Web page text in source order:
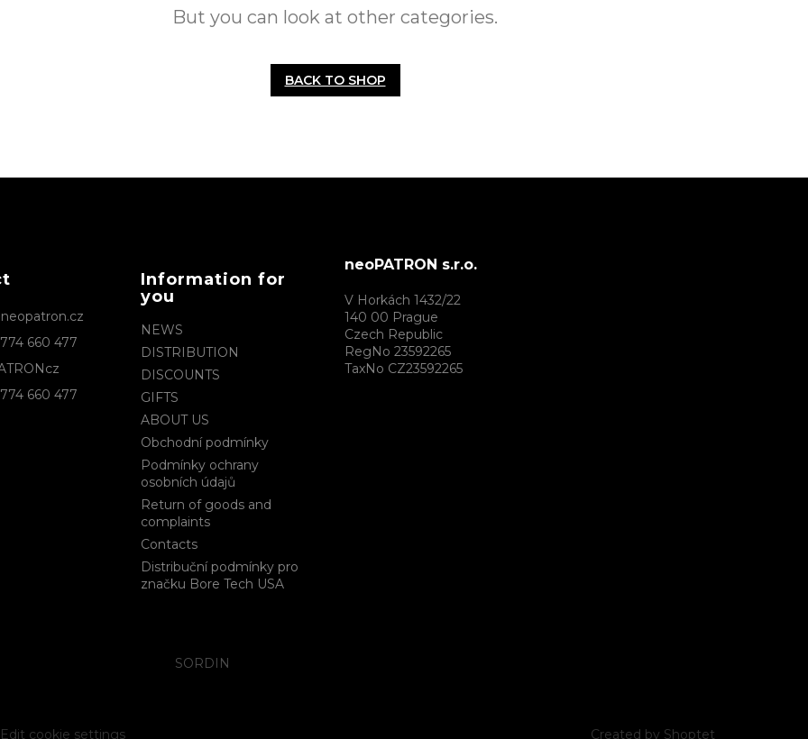
But you can look at other categories.
BACK TO SHOP
neopatron.cz
660 477
660 477
Information for
you
NEWS
DISTRIBUTION
DISCOUNTS
GIFTS
ABOUT US
Obchodní podmínky
Podmínky ochrany
osobních údajů
Return of goods and
complaints
Contacts
Distribuční podmínky pro
značku Bore Tech USA
neoPATRON s.r.o.
V Horkách 1432/22
140 00 Prague
Czech Republic
RegNo 23592265
TaxNo CZ23592265
SORDIN
Created by Shoptet
Edit cookie settings